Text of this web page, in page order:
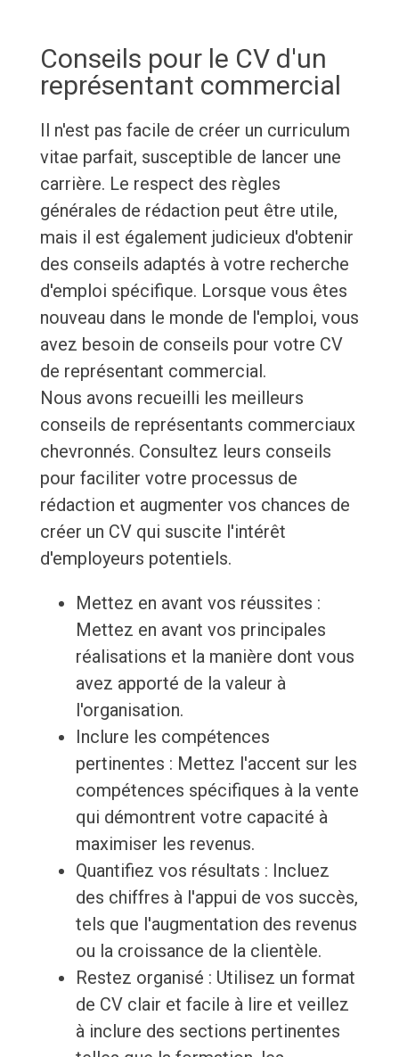
Conseils pour le CV d'un
représentant commercial
Il n'est pas facile de créer un curriculum
vitae parfait, susceptible de lancer une
carrière. Le respect des règles
générales de rédaction peut être utile,
mais il est également judicieux d'obtenir
des conseils adaptés à votre recherche
d'emploi spécifique. Lorsque vous êtes
nouveau dans le monde de l'emploi, vous
avez besoin de conseils pour votre CV
de représentant commercial.
Nous avons recueilli les meilleurs
conseils de représentants commerciaux
chevronnés. Consultez leurs conseils
pour faciliter votre processus de
rédaction et augmenter vos chances de
créer un CV qui suscite l'intérêt
d'employeurs potentiels.
Mettez en avant vos réussites :
Mettez en avant vos principales
réalisations et la manière dont vous
avez apporté de la valeur à
l'organisation.
Inclure les compétences
pertinentes : Mettez l'accent sur les
compétences spécifiques à la vente
qui démontrent votre capacité à
maximiser les revenus.
Quantifiez vos résultats : Incluez
des chiffres à l'appui de vos succès,
tels que l'augmentation des revenus
ou la croissance de la clientèle.
Restez organisé : Utilisez un format
de CV clair et facile à lire et veillez
à inclure des sections pertinentes